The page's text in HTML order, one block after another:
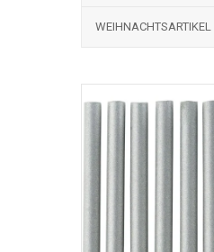
WEIHNACHTSARTIKEL